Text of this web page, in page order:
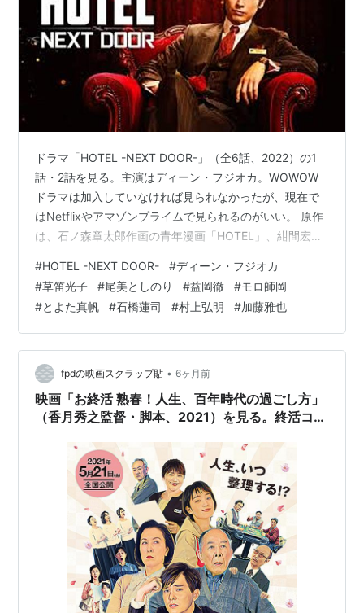
ドラマ「HOTEL -NEXT DOOR-」（全6話、2022）の1
話・2話を見る。主演はディーン・フジオカ。WOWOW
ドラマは加入していなければ見られなかったが、現在で
はNetflixやアマゾンプライムで見られるのがいい。 原作
は、石ノ森章太郎作画の青年漫画「HOTEL」、紺間宏
した令和のホテル業界を舞台に、老舗ホテルの凋落と危
機をオリジナル脚本で描く社会派エンターテイメントと
して制作された。第2話などは涙腺が緩むやり取りもあっ
た。 ホテル再建に挑む三枝総支配人（ディーン・フジオ
カ）がホテルの本質を突く名言が次から次に登場すると
ころが見どこ…
#HOTEL -NEXT DOOR- #ディーン・フジオカ
#草笛光子 #尾美としのり #益岡徹 #モロ師岡
#とよた真帆 #石橋蓮司 #村上弘明 #加藤雅也
fpdの映画スクラップ貼 • 6ヶ月前
映画「お終活 熟春！人生、百年時代の過ごし方」
（香月秀之監督・脚本、2021）を見る。終活コメ